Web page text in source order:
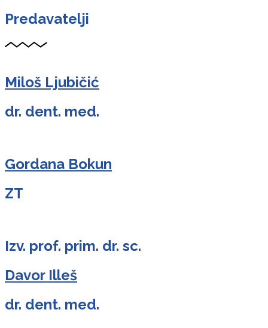
Predavatelji
Miloš Ljubičić
dr. dent. med.
Gordana Bokun
ZT
Izv. prof. prim. dr. sc.
Davor Illeš
dr. dent. med.